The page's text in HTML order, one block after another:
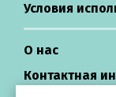
Условия
О нас
Контактная